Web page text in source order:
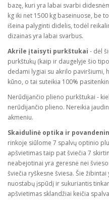
bazę, kuri yra labai svarbi
kg iki net 1500 kg baseinuose, be
išeina palyginti didelis, todėl
dizainas yra labai svarbus.
Akrile įtaisyti purkštukai - dėl
purkštukų (kaip ir daugelyje šio
dedami lygiai su akrilo paviršiumi,
kūno, o tai suteikia 100%
Nerūdijančio plieno purkštukai -
nerūdijančio plieno. Nereikia
akmeniu.
Skaidulinė optika ir
rinkoje siūlome 7 spalvų optinio
apšvietimas taip pat šviečia 7
neabejotinai yra geresnė nei
šviečia ryškesne šviesa. Šie
nuostabų įspūdį ir sukuriantis
apšvietimas sklandžiai keičia